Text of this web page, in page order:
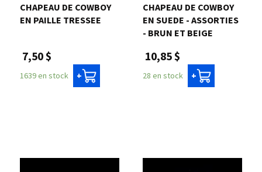
CHAPEAU DE COWBOY
EN PAILLE TRESSEE
7,50 $
1639 en stock +
CHAPEAU DE COWBOY
EN SUEDE - ASSORTIES
- BRUN ET BEIGE
10,85 $
28 en stock +